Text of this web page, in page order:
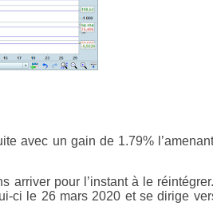
avec un gain de 1.79%
arriver pour l’instant à le
ci le 26 mars 2020 et se dirige